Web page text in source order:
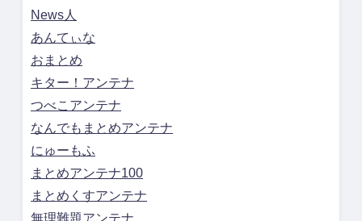
News人
あんてぃな
おまとめ
キター！アンテナ
つべこアンテナ
なんでもまとめアンテナ
にゅーもふ
まとめアンテナ100
まとめくすアンテナ
無理難題アンテナ